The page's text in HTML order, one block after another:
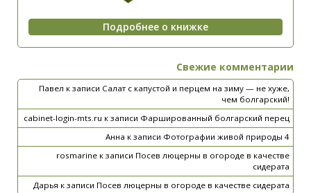
Свежие комментарии
Павел к записи Салат с капустой и перцем на зиму — не хуже,
чем болгарский!
cabinet-login-mts.ru к записи Фаршированный болгарский перец
Анна к записи Фотографии живой природы 4
rosmarine к записи Посев люцерны в огороде в качестве
сидерата
Дарья к записи Посев люцерны в огороде в качестве сидерата